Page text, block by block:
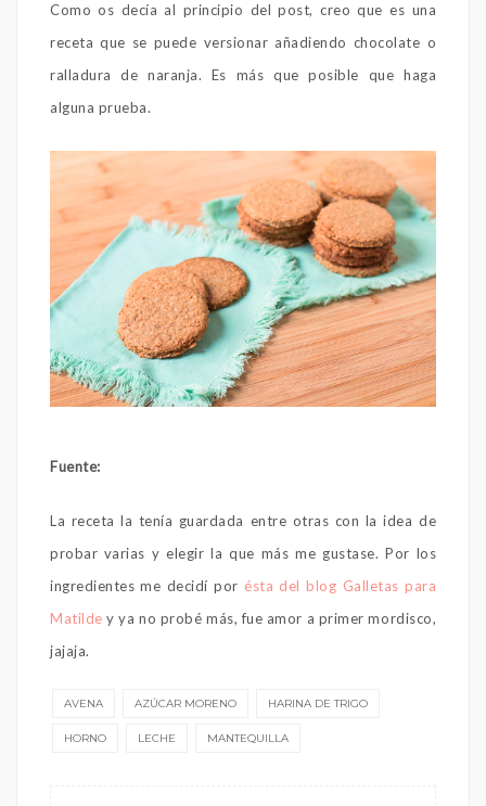
Como os decía al principio del post, creo que es una
receta que se puede versionar añadiendo chocolate o
ralladura de naranja. Es más que posible que haga
alguna prueba.
Fuente:
La receta la tenía guardada entre otras con la idea de
probar varias y elegir la que más me gustase. Por los
ingredientes me decidí por ésta del blog Galletas para
Matilde y ya no probé más, fue amor a primer mordisco,
jajaja.
AVENA AZÚCAR MORENO HARINA DE TRIGO
HORNO LECHE MANTEQUILLA